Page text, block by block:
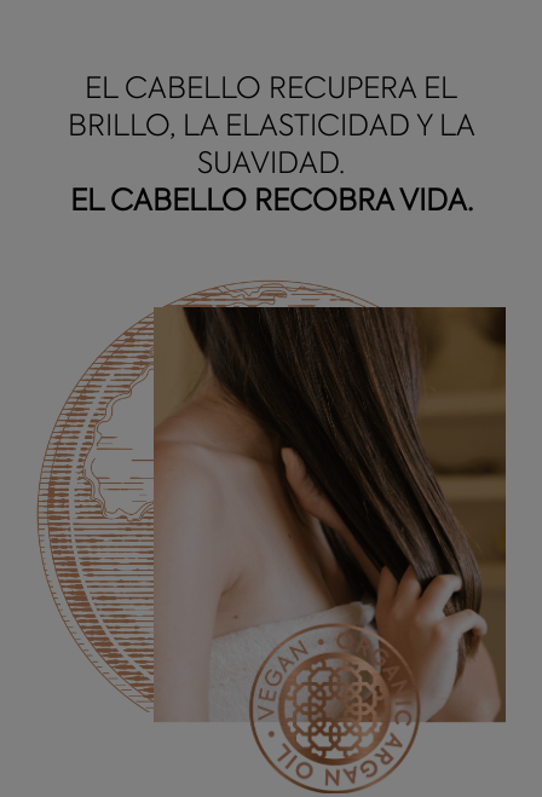
EL CABELLO RECUPERA EL
BRILLO, LA ELASTICIDAD Y LA
SUAVIDAD.
EL CABELLO RECOBRA VIDA.